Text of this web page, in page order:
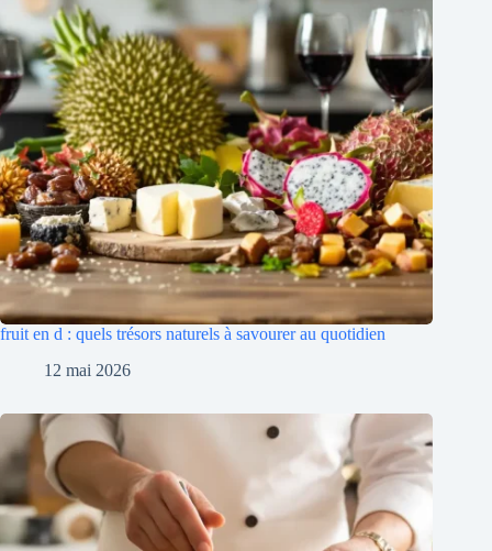
fruit en d : quels trésors naturels à savourer au quotidien
12 mai 2026